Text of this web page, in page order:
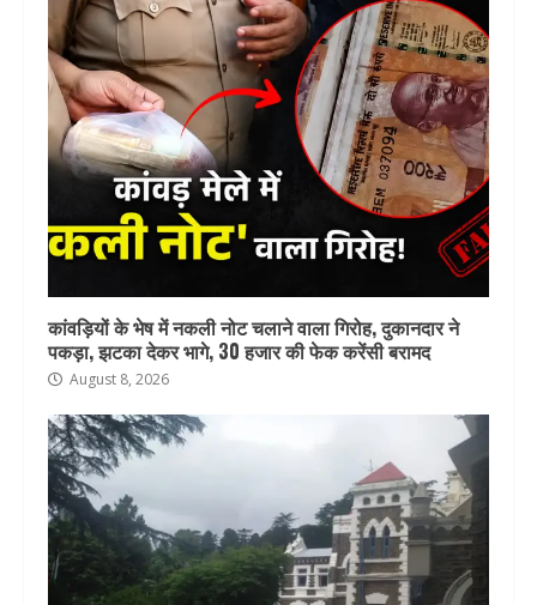
कांवड़ियों के भेष में नकली नोट चलाने वाला गिरोह, दुकानदार ने
पकड़ा, झटका देकर भागे, 30 हजार की फेक करेंसी बरामद
August 8, 2026